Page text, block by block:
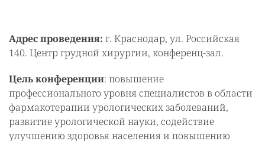
Адрес проведения: г. Краснодар, ул. Российская
140. Центр грудной хирургии, конференц-зал.
Цель конференции: повышение
профессионального уровня специалистов в области
фармакотерапии урологических заболеваний,
развитие урологической науки, содействие
улучшению здоровья населения и повышению